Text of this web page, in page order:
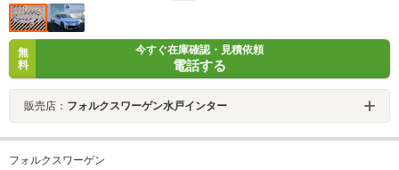
無
料
今すぐ在庫確認・見積依頼
電話する
販売店： フォルクスワーゲン水戸インター
フォルクスワーゲン